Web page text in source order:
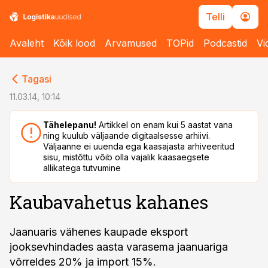
Telli
Avaleht Kõik lood Arvamused TOPid Podcastid
Tagasi
11.03.14, 10:14
Tähelepanu! Artikkel on enam kui 5 aastat vana
ning kuulub väljaande digitaalsesse arhiivi.
Väljaanne ei uuenda ega kaasajasta arhiveeritud
sisu, mistõttu võib olla vajalik kaasaegsete
allikatega tutvumine
Kaubavahetus kahanes
Jaanuaris vähenes kaupade eksport
jooksevhindades aasta varasema jaanuariga
võrreldes 20% ja import 15%.